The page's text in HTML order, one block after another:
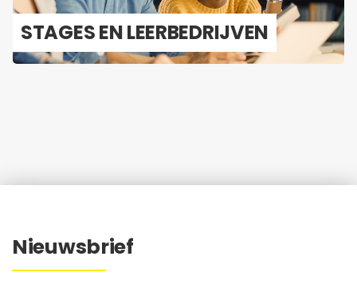
STA­GES EN LEER­BE­DRIJ­VEN
Nieuwsbrief